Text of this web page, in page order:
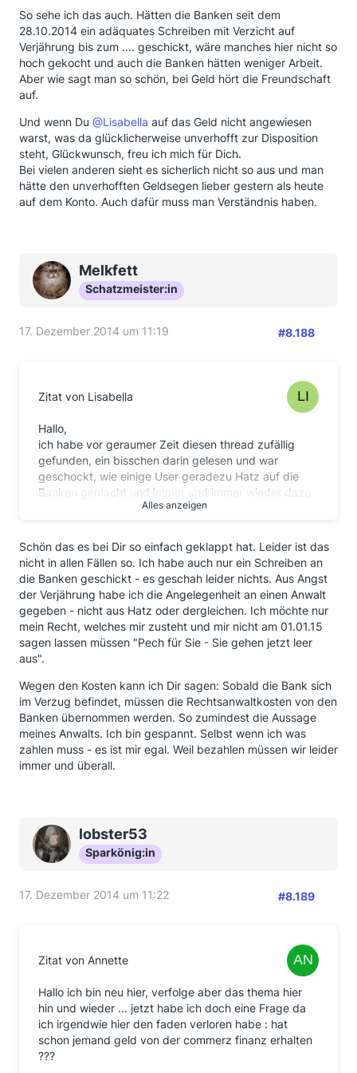
gerichtlich auf die Spur gemacht haben, drücke ich
die Daumen, dass sie nicht auf den Kosten sitzen und
ihnen langwierige Prozesse erspart bleiben.
LG Lisabella
eingefordert. Wenige Tage später bekamen wir den
Standardbrief. Wiederum einige Tage später hatte ich
eine von den beiden BG's (die größere) und mein
Mann seine BG (ohne Zinsen) auf dem Konto.
Vorgestern hatte ich Zinsen für die kleinere BG auf
Nach meinem Forderungsschreiben habe ich weder
erneut geschrieben, noch telefoniert oder gemailt,
obwohl die Frist überschritten war. Ich warte nun
noch bis zum 20.12. zu und sollte dann die noch
ausstehende BG + Zinsen aus der bereits
überwiesenen nicht eingetroffen sein, werde ich das
berechtigte Zahlungen einzufordern.
Das hätte es - wie ich finde - in allen anderen Fällen
manche, teils sogar, weil man den Banken noch mehr
Dennoch wünsche ich allen, dass die berechtigten
Forderungen noch vor Weihnachten auf den Konten
Immerhin ist es bei einigen ein Geldsegen, von dem
sie bis vor Kurzem noch nicht wussten, dass er ins
Haus steht. Und denen, die sich anwaltlich oder
gerichtlich auf die Spur gemacht haben, drücke ich
ihnen langwierige Prozesse erspart bleiben.
LG Lisabella
So sehe ich das auch. Hätten die Banken seit dem
28.10.2014 ein adäquates Schreiben mit Verzicht auf
Verjährung bis zum .... geschickt, wäre manches hier nicht so
hoch gekocht und auch die Banken hätten weniger Arbeit.
Aber wie sagt man so schön, bei Geld hört die Freundschaft
auf.
Und wenn Du @Lisabella auf das Geld nicht angewiesen
warst, was da glücklicherweise unverhofft zur Disposition
steht, Glückwunsch, freu ich mich für Dich.
Bei vielen anderen sieht es sicherlich nicht so aus und man
hätte den unverhofften Geldsegen lieber gestern als heute
auf dem Konto. Auch dafür muss man Verständnis haben.
Melkfett
Schatzmeister:in
17. Dezember 2014 um 11:19 #8.188
Zitat von Lisabella
Hallo,
ich habe vor geraumer Zeit diesen thread zufällig
gefunden, ein bisschen darin gelesen und war
geschockt, wie einige User geradezu Hatz auf die
Banken gemacht und immer und immer wieder dazu
aufgerufen haben, sofort Klage einzureichen,
Das fand ich schon krass. Nachdem ich jetzt aus dem
Urlaub zurück bin und wieder ein paar Seiten gelesen
habe, finde ich, dass hier Ruhe eingekehrt und diese
Hetze nicht mehr so betrieben wird (daran hast Du
"kastanienblatt" mit Deiner sehr sympathischen Art
zu schreiben maßgeblich beitgetragen - chapeau!)
Ich kann durchaus verstehen, dass jeder (obwohl die
meisten gar nicht wussten, dass ihnen Geld zusteht)
die Zahlung erwartet und das "pronto". Aber
gemessen an Hunderttausende von Einschreiben
wundert es nicht, wenn die Banken mit Zahlungen
oder Beantwortungen nicht nachkommen.
Nun frage ich mich, wie viele von denen, die sich
haben aufhetzen lassen und einen Anwalt beauftragt,
davon einige zurückbekommen und für die noch
ausstehenden diesen Weg gewählt haben. Denn mit
Zahlung auch nur einer BG erkennen die Banken die
Anschlussfinanzierung, den ich aufgenommen und
Zinsen, und für meinen Mann, der ebenfalls einen
Autokredit dort noch zahlt, die BG + Zinsen schriftlich
(Einschreiben gegen Rückschein) bei der Santander
eingefordert. Wenige Tage später bekamen wir den
Standardbrief. Wiederum einige Tage später hatte ich
Alles anzeigen
Schön das es bei Dir so einfach geklappt hat. Leider ist das
nicht in allen Fällen so. Ich habe auch nur ein Schreiben an
die Banken geschickt - es geschah leider nichts. Aus Angst
der Verjährung habe ich die Angelegenheit an einen Anwalt
gegeben - nicht aus Hatz oder dergleichen. Ich möchte nur
mein Recht, welches mir zusteht und mir nicht am 01.01.15
sagen lassen müssen "Pech für Sie - Sie gehen jetzt leer
aus".
Wegen den Kosten kann ich Dir sagen: Sobald die Bank sich
im Verzug befindet, müssen die Rechtsanwaltkosten von den
Banken übernommen werden. So zumindest die Aussage
meines Anwalts. Ich bin gespannt. Selbst wenn ich was
zahlen muss - es ist mir egal. Weil bezahlen müssen wir leider
immer und überall.
lobster53
Sparkönig:in
17. Dezember 2014 um 11:22 #8.189
Zitat von Annette
Hallo ich bin neu hier, verfolge aber das thema hier
hin und wieder ... jetzt habe ich doch eine Frage da
ich irgendwie hier den faden verloren habe : hat
schon jemand geld von der commerz finanz erhalten
???